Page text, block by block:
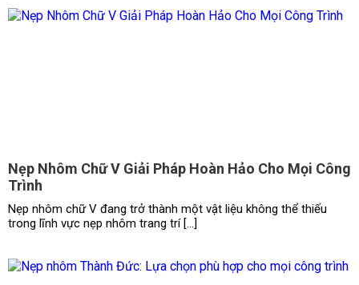
Nẹp Nhôm Chữ V Giải Pháp Hoàn Hảo Cho Mọi Công
Trình
Nẹp nhôm chữ V đang trở thành một vật liệu không thể thiếu
trong lĩnh vực nẹp nhôm trang trí […]